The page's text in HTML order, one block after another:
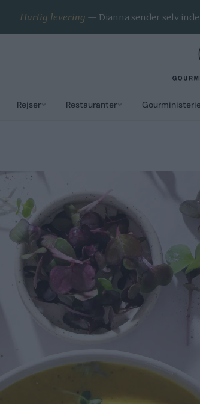
Rejser Restauranter
Hurtig levering — Dianna sender selv